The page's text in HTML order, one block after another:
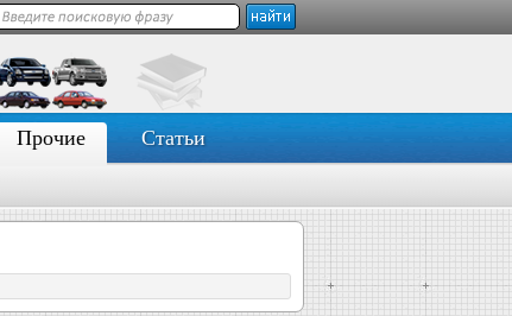
Прочие Статьи